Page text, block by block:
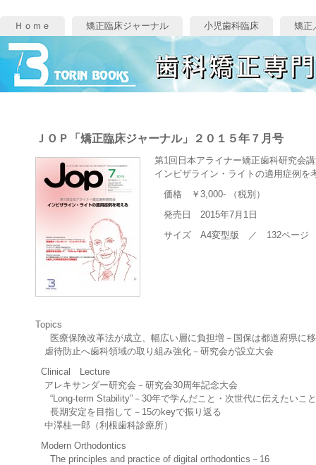
Ｈｏｍｅ 矯正臨床ジャーナル 小児歯科臨床 矯正
ＪＯＰ「矯正臨床ジャーナル」２０１５年７月号
第1回日本アライナー矯正歯科研究会
インビザライン・ライトの適用症例を
価格 ￥3,000- （税別）
発売日 2015年7月1日
サイズ A4変型版 ／ 132ページ
Topics
医療保険改革法が成立、幅広い層に負担増－国保は都道府県に
虐待防止へ歯科領域の取り組み強化－研究会が設立大会
Clinical Lecture
アレキサンダー研究会－研究会30周年記念大会
“Long-term Stability”－30年で学んだこと・次世代に伝えたいこ
長期安定を目指して－15のkeyで振り返る
中澤桂一郎（利根歯科診療所）
Modern Orthodontics
The principles and practice of digital orthodontics－16